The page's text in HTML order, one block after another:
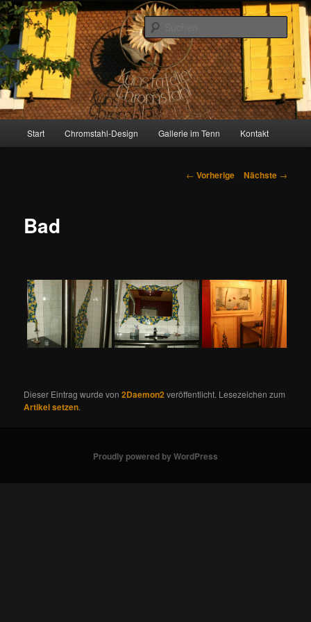
Zum
Inhalt
wechseln
Gallerie im Tenn
Start Chromstahl-Design Gallerie im Tenn Kontakt
Artikelnavigation
← Vorherige Nächste →
Bad
Dieser Eintrag wurde von2Daemon2veröffentlicht. Lesezeichen zum
Artikel setzen.
Proudly powered by WordPress